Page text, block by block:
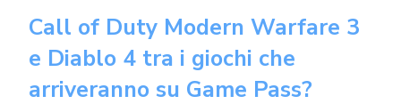
Call of Duty Modern Warfare 3
e Diablo 4 tra i giochi che
arriveranno su Game Pass?